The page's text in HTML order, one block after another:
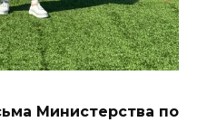
Министерства по